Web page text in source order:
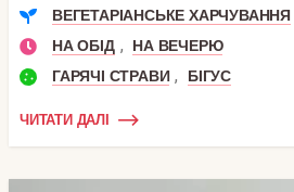
ВЕГЕТАРІАНСЬКЕ ХАРЧУВАННЯ
НА ОБІД ,
НА ВЕЧЕРЮ
ГАРЯЧІ СТРАВИ , БІГУС
ЧИТАТИ ДАЛІ